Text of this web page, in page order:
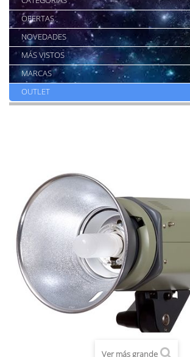
OFERTAS
NOVEDADES
MÁS VISTOS
MARCAS
OUTLET
Ver más grande